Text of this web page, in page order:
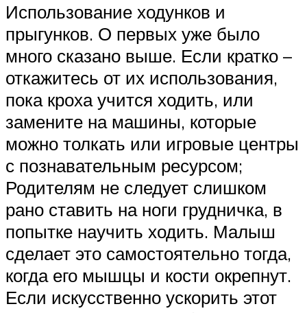
Использование ходунков и
прыгунков. О первых уже было
много сказано выше. Если кратко –
откажитесь от их использования,
пока кроха учится ходить, или
замените на машины, которые
можно толкать или игровые центры
с познавательным ресурсом;
Родителям не следует слишком
рано ставить на ноги грудничка, в
попытке научить ходить. Малыш
сделает это самостоятельно тогда,
когда его мышцы и кости окрепнут.
Если искусственно ускорить этот